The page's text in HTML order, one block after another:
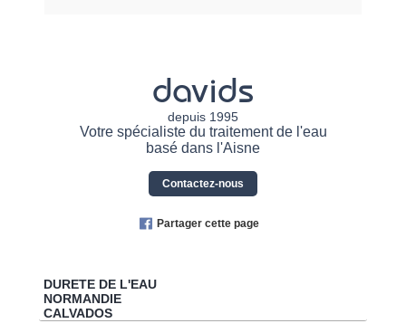
davids
depuis 1995
Votre spécialiste du traitement de l'eau
basé dans l'Aisne
Contactez-nous
Partager cette page
DURETE DE L'EAU
NORMANDIE
CALVADOS